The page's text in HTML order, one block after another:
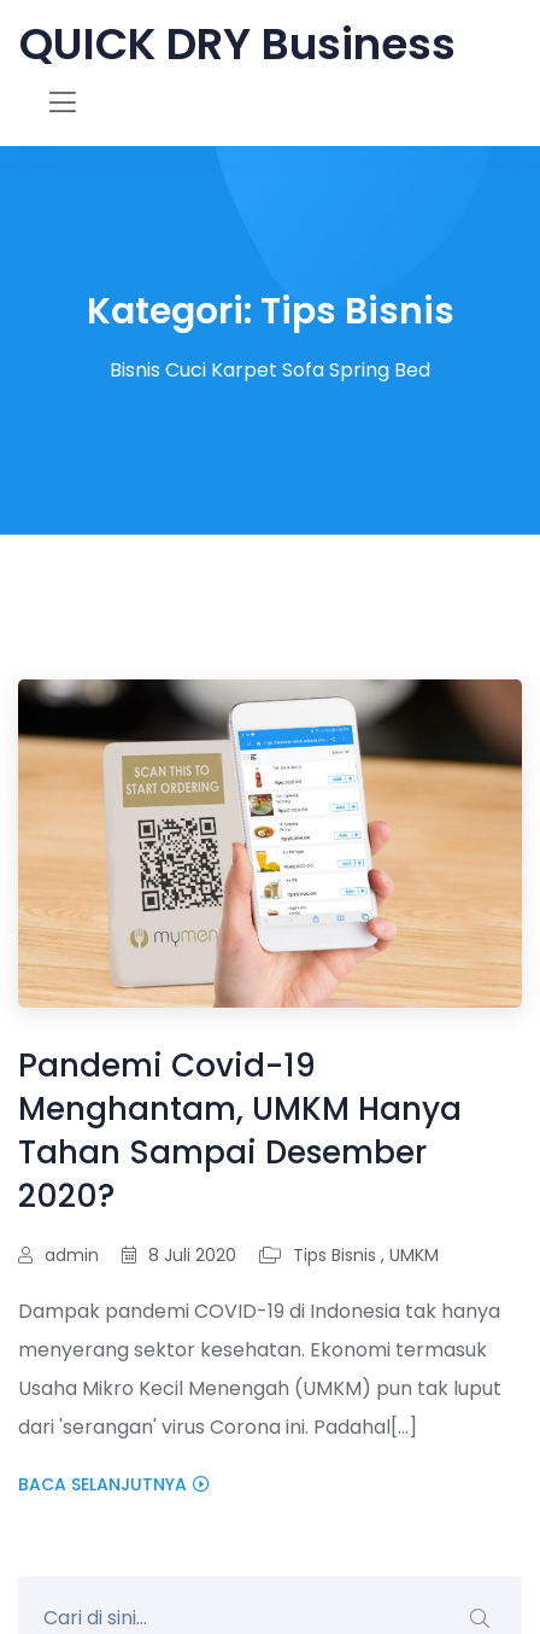
QUICK DRY Business
Kategori: Tips Bisnis
Bisnis Cuci Karpet Sofa Spring Bed
Pandemi Covid-19
Menghantam, UMKM Hanya
Tahan Sampai Desember
2020?
admin 8 Juli 2020 Tips Bisnis , UMKM
Dampak pandemi COVID-19 di Indonesia tak hanya
menyerang sektor kesehatan. Ekonomi termasuk
Usaha Mikro Kecil Menengah (UMKM) pun tak luput
dari 'serangan' virus Corona ini. Padahal[...]
BACA SELANJUTNYA